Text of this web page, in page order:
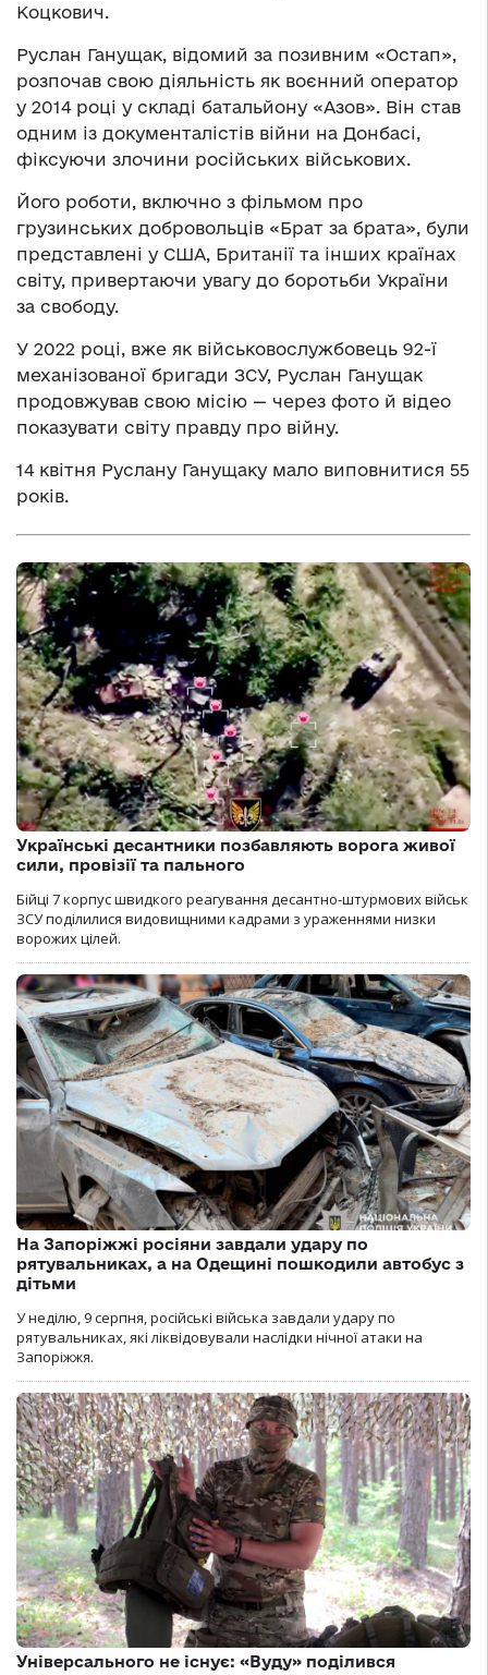
Коцкович.
Руслан Ганущак, відомий за позивним «Остап»,
розпочав свою діяльність як воєнний оператор
у 2014 році у складі батальйону «Азов». Він став
одним із документалістів війни на Донбасі,
фіксуючи злочини російських військових.
Його роботи, включно з фільмом про
грузинських добровольців «Брат за брата», були
представлені у США, Британії та інших країнах
світу, привертаючи увагу до боротьби України
за свободу.
У 2022 році, вже як військовослужбовець 92-ї
механізованої бригади ЗСУ, Руслан Ганущак
продовжував свою місію — через фото й відео
показувати світу правду про війну.
14 квітня Руслану Ганущаку мало виповнитися 55
років.
Українські десантники позбавляють ворога живої
сили, провізії та пального
Бійці 7 корпус швидкого реагування десантно-штурмових військ
ЗСУ поділилися видовищними кадрами з ураженнями низки
ворожих цілей.
На Запоріжжі росіяни завдали удару по
рятувальниках, а на Одещині пошкодили автобус з
дітьми
У неділю, 9 серпня, російські війська завдали удару по
рятувальниках, які ліквідовували наслідки нічної атаки на
Запоріжжя.
Універсального не існує: «Вуду» поділився